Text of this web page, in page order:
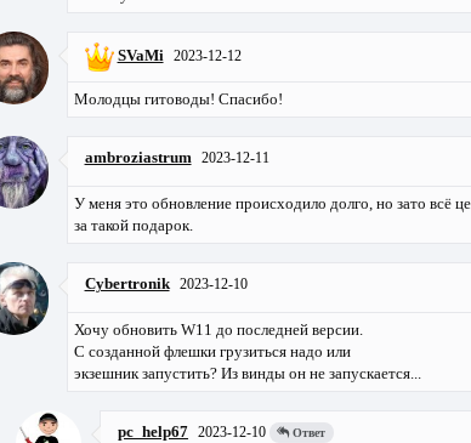
SVaMi 2023-12-12
Молодцы гитоводы! Спасибо!
ambroziastrum 2023-12-11
У меня это обновление происходило долго, но зато всё
за такой подарок.
Cybertronik 2023-12-10
Хочу обновить W11 до последней версии.
С созданной флешки грузиться надо или
экзешник запустить? Из винды он не запускается...
pc_help67 2023-12-10 Ответ